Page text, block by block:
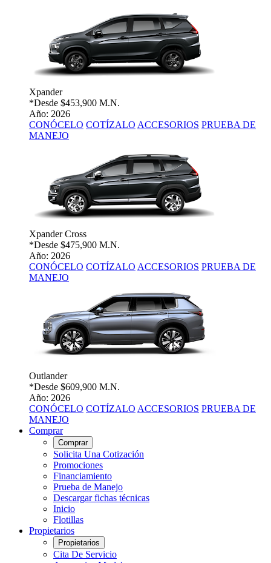
Xpander
*Desde $453,900 M.N.
Año: 2026
CONÓCELO COTÍZALO ACCESORIOS PRUEBA DE
MANEJO
Xpander Cross
*Desde $475,900 M.N.
Año: 2026
CONÓCELO COTÍZALO ACCESORIOS PRUEBA DE
MANEJO
Outlander
*Desde $609,900 M.N.
Año: 2026
CONÓCELO COTÍZALO ACCESORIOS PRUEBA DE
MANEJO
Comprar
Comprar
Solicita Una Cotización
Promociones
Financiamiento
Prueba de Manejo
Descargar fichas técnicas
Inicio
Flotillas
Propietarios
Propietarios
Cita De Servicio